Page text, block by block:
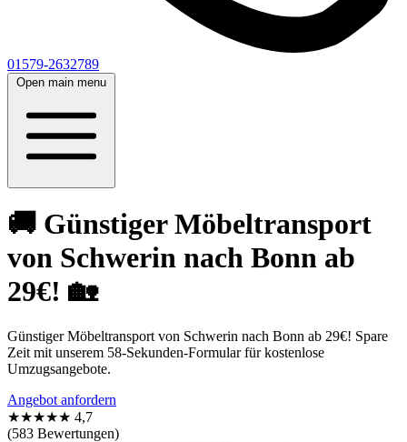
01579-2632789
Open main menu
🚚 Günstiger Möbeltransport
von Schwerin nach Bonn ab
29€! 🏡
Günstiger Möbeltransport von Schwerin nach Bonn ab 29€! Spare
Zeit mit unserem 58-Sekunden-Formular für kostenlose
Umzugsangebote.
Angebot anfordern
★★★★★ 4,7
(583 Bewertungen)